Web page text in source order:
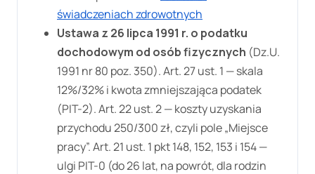
świadczeniach zdrowotnych
Ustawa z 26 lipca 1991 r. o podatku
dochodowym od osób fizycznych (Dz.U.
1991 nr 80 poz. 350). Art. 27 ust. 1 — skala
12%/32% i kwota zmniejszająca podatek
(PIT-2). Art. 22 ust. 2 — koszty uzyskania
przychodu 250/300 zł, czyli pole „Miejsce
pracy”. Art. 21 ust. 1 pkt 148, 152, 153 i 154 —
ulgi PIT-0 (do 26 lat, na powrót, dla rodzin